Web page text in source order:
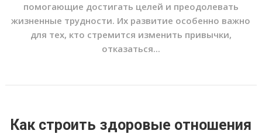
помогающие достигать целей и преодолевать
жизненные трудности. Их развитие особенно важно
для тех, кто стремится изменить привычки,
отказаться...
Как строить здоровые отношения